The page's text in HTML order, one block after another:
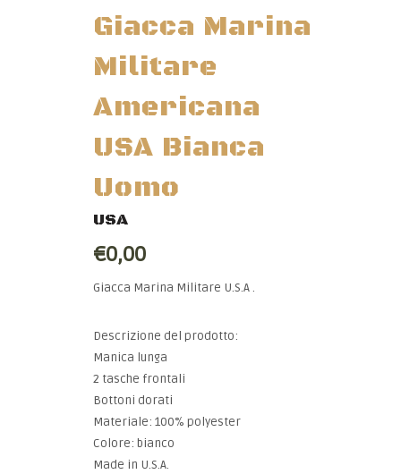
Giacca Marina
Militare
Americana
USA Bianca
Uomo
USA
€0,00
Giacca Marina Militare U.S.A .
Descrizione del prodotto:
Manica lunga
2 tasche frontali
Bottoni dorati
Materiale: 100% polyester
Colore: bianco
Made in U.S.A.